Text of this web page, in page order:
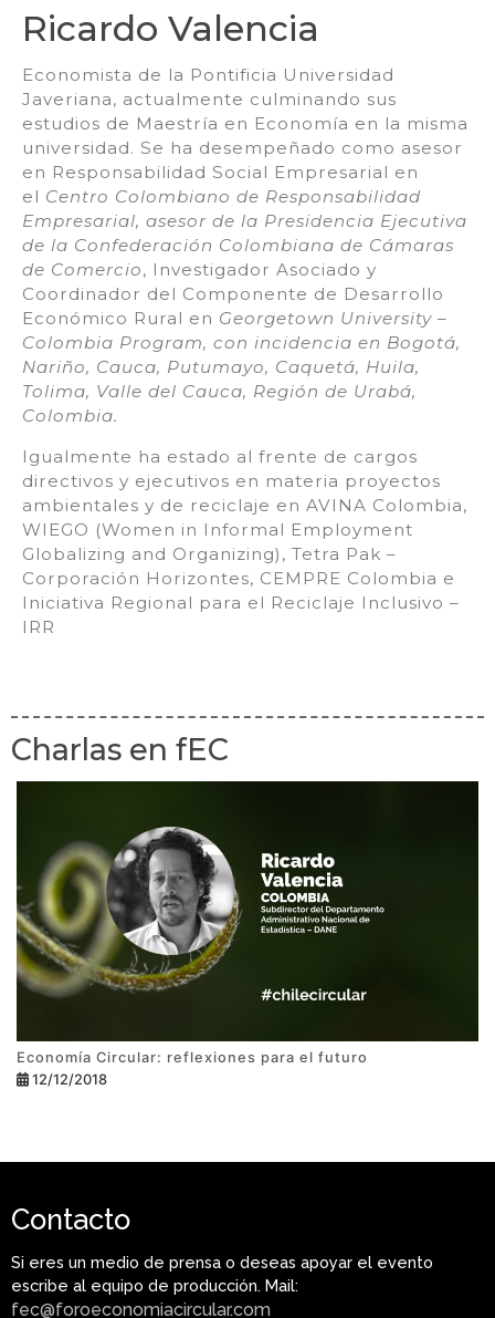
Ricardo Valencia
Economista de la Pontificia Universidad
Javeriana, actualmente culminando sus
estudios de Maestría en Economía en la misma
universidad. Se ha desempeñado como asesor
en Responsabilidad Social Empresarial en
el Centro Colombiano de Responsabilidad
Empresarial, asesor de la Presidencia Ejecutiva
de la Confederación Colombiana de Cámaras
de Comercio, Investigador Asociado y
Coordinador del Componente de Desarrollo
Económico Rural en Georgetown University –
Colombia Program, con incidencia en Bogotá,
Nariño, Cauca, Putumayo, Caquetá, Huila,
Tolima, Valle del Cauca, Región de Urabá,
Colombia.
Igualmente ha estado al frente de cargos
directivos y ejecutivos en materia proyectos
ambientales y de reciclaje en AVINA Colombia,
WIEGO (Women in Informal Employment
Globalizing and Organizing), Tetra Pak –
Corporación Horizontes, CEMPRE Colombia e
Iniciativa Regional para el Reciclaje Inclusivo –
IRR
Charlas en fEC
Economía Circular: reflexiones para el futuro
12/12/2018
Contacto
Si eres un medio de prensa o deseas apoyar el evento
escribe al equipo de producción. Mail:
fec@foroeconomiacircular.com